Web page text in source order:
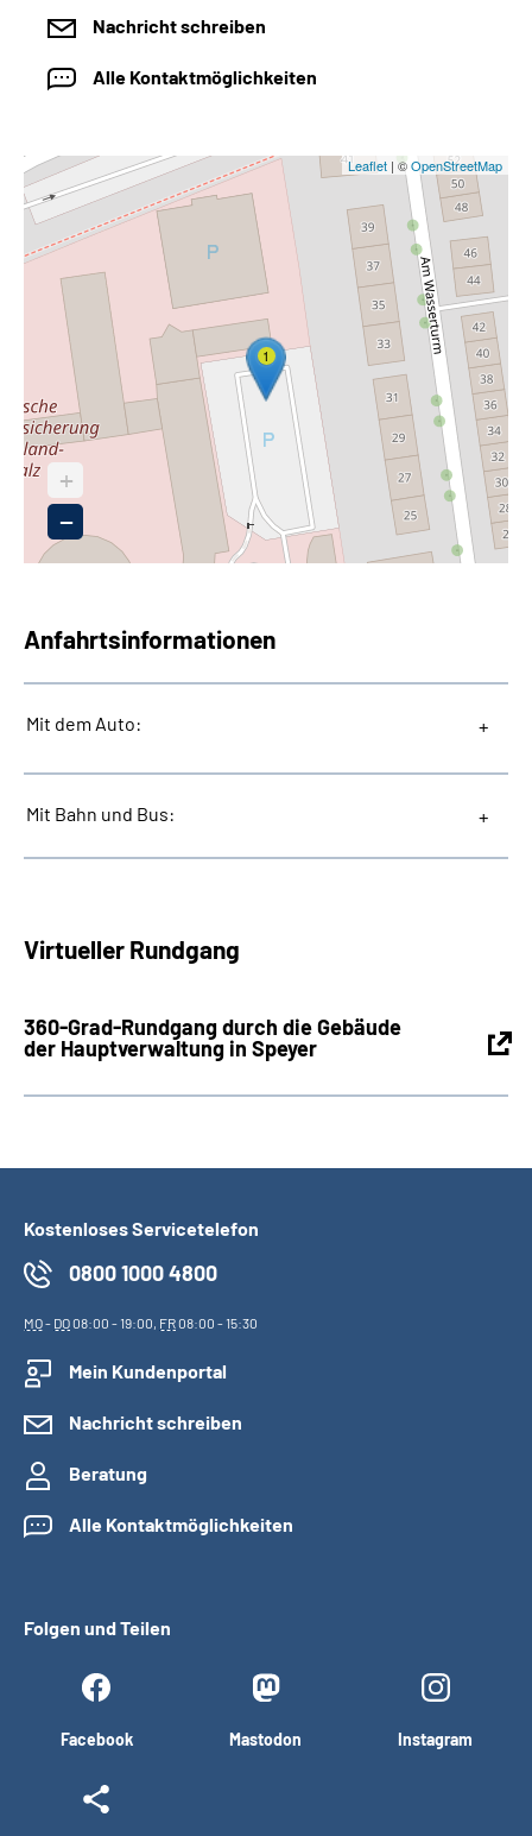
Nachricht schreiben
Alle Kontaktmöglichkeiten
1
+
−
Leaflet | ©OpenStreetMap
Anfahrtsinformationen
Mit dem Auto:
Mit Bahn und Bus:
Virtueller Rundgang
360-Grad-Rundgang durch die Gebäude
der Hauptverwaltung in Speyer
Kostenloses Servicetelefon
0800 1000 4800
MO- DO08:00 - 19:00, FR08:00 - 15:30
Mein Kundenportal
Nachricht schreiben
Beratung
Alle Kontaktmöglichkeiten
Folgen und Teilen
Facebook Mastodon Instagram